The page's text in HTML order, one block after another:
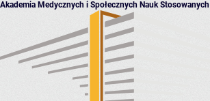
Akademia Medycznych i Społecznych Nauk Stosowanych